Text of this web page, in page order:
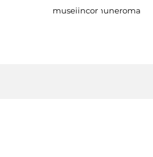
museiincomuneroma